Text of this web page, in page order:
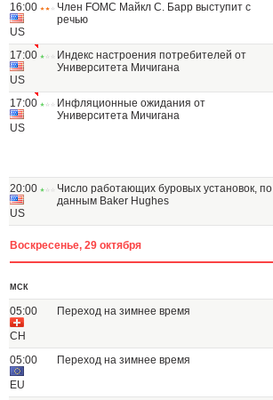
16:00
US
Член FOMC Майкл С. Барр выступит с
речью
17:00
US
Индекс настроения потребителей от
Университета Мичигана
17:00
US
Инфляционные ожидания от
Университета Мичигана
20:00
US
Число работающих буровых установок, по
данным Baker Hughes
Воскресенье, 29 октября
МСК
05:00
CH
Переход на зимнее время
05:00
EU
Переход на зимнее время